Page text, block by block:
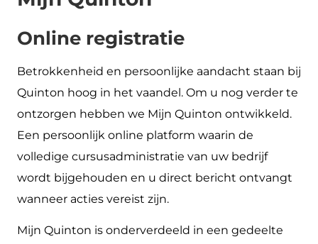
Online registratie
Betrokkenheid en persoonlijke aandacht staan bij
Quinton hoog in het vaandel. Om u nog verder te
ontzorgen hebben we Mijn Quinton ontwikkeld.
Een persoonlijk online platform waarin de
volledige cursusadministratie van uw bedrijf
wordt bijgehouden en u direct bericht ontvangt
wanneer acties vereist zijn.
Mijn Quinton is onderverdeeld in een gedeelte